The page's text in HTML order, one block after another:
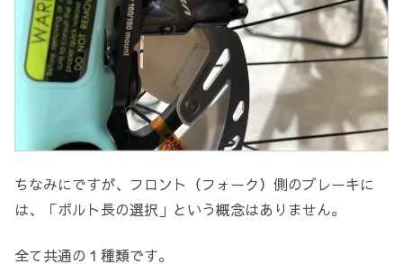
ちなみにですが、フロント（フォーク）側のブレーキに
は、「ボルト長の選択」という概念はありません。
全て共通の１種類です。